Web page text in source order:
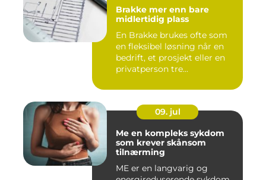
Brakke mer enn bare
midlertidig plass
En Brakke brukes ofte som
en fleksibel løsning når en
bedrift, et prosjekt eller en
privatperson tre...
09. jul
Me en kompleks sykdom
som krever skånsom
tilnærming
ME er en langvarig og